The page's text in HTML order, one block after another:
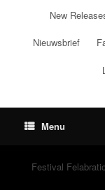
New
Nieuwsbrief
Menu
Festival